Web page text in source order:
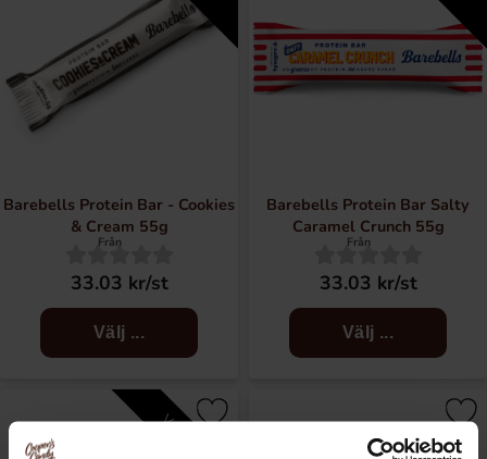
Barebells Protein Bar - Cookies
& Cream 55g
Från
33.03 kr/st
Välj ...
Barebells Protein Bar Salty
Caramel Crunch 55g
Från
33.03 kr/st
Välj ...
Välj antal